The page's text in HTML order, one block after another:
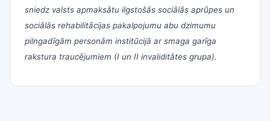
sniedz valsts apmaksātu ilgstošās sociālās aprūpes un
sociālās rehabilitācijas pakalpojumu abu dzimumu
pilngadīgām personām institūcijā ar smaga garīga
rakstura traucējumiem (I un II invaliditātes grupa).